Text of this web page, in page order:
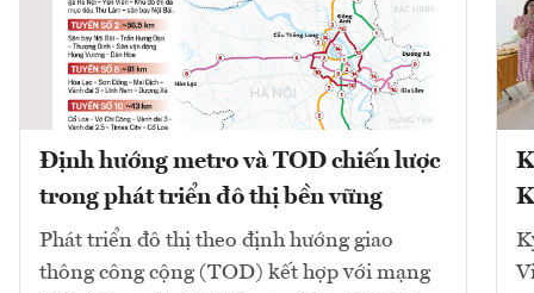
Định hướng metro và TOD chiến lược
trong phát triển đô thị bền vững
Phát triển đô thị theo định hướng giao
thông công cộng (TOD) kết hợp với mạng